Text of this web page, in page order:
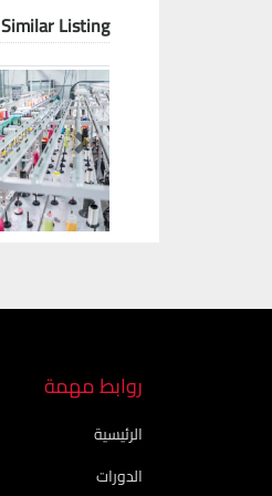
Similar Listing
Next
روابط مهمة
الرئيسية
الدورات